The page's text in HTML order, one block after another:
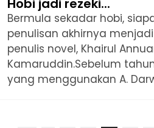
Hobi jadi rezeki...
Bermula sekadar hobi,
penulisan akhirnya
penulis novel, Khairul
Kamaruddin.Sebelum
yang menggunakan A.